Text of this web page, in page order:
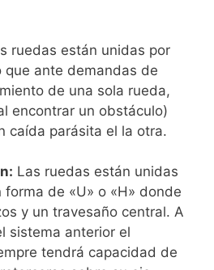
ruedas están unidas por
que ante demandas de
de una sola rueda,
encontrar un obstáculo)
caída parásita el la otra.
Las ruedas están unidas
forma de «U» o «H» donde
y un travesaño central. A
sistema anterior el
tendrá capacidad de